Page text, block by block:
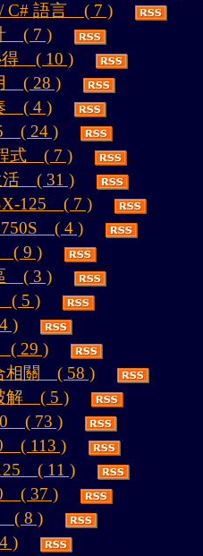
C# 語言 ( 7 )
( 7 )
得 ( 10 )
( 28 )
( 4 )
( 24 )
式 ( 7 )
活 ( 31 )
125 ( 7 )
( 4 )
( 9 )
( 3 )
( 5 )
)
( 29 )
相關 ( 58 )
解 ( 5 )
( 73 )
( 113 )
( 11 )
( 37 )
( 8 )
)